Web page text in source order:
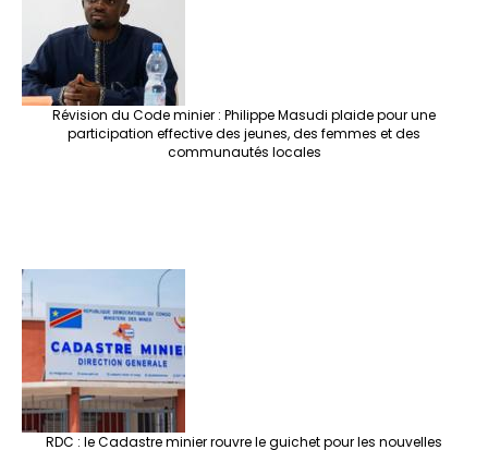
k
Révision du Code minier : Philippe Masudi plaide pour une
participation effective des jeunes, des femmes et des
communautés locales
RDC : le Cadastre minier rouvre le guichet pour les nouvelles